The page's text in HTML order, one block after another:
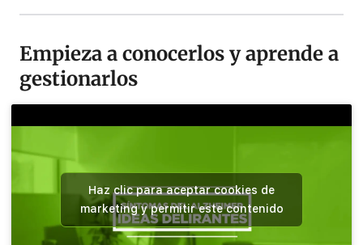
Empieza a conocerlos y aprende a
gestionarlos
Haz clic para aceptar cookies de
marketing y permitir este contenido